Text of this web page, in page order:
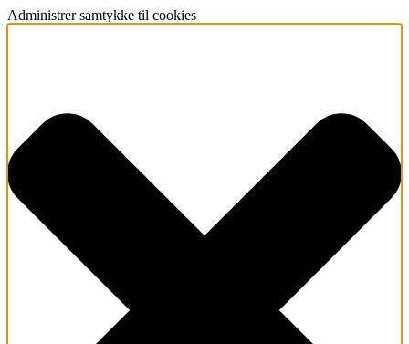
Administrer samtykke til cookies